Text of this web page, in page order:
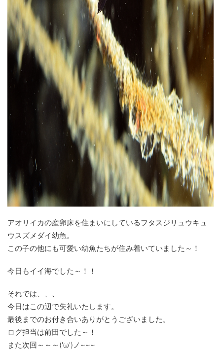
アオリイカの産卵床を住まいにしているフタスジリュウキュ
ウスズメダイ幼魚。
この子の他にも可愛い幼魚たちが住み着いていました～！
今日もイイ海でした～！！
それでは、、、
今日はこの辺で失礼いたします。
最後までのお付き合いありがとうございました。
ログ担当は前田でした～！
また次回～～～('ω')ノ~~~